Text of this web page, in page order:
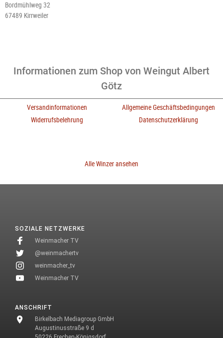
Bordmühlweg 32
67489 Kirrweiler
Informationen zum Shop von Weingut Albert
Götz
Versandinformationen
Allgemeine Geschäftsbedingungen
Widerrufsbelehrung
Datenschutzerklärung
Alle Winzer ansehen
ANSCHRIFT
Birkelbach Mediagroup GmbH
Augustinusstraße 9 d
SOZIALE NETZWERKE
Weinmacher TV
@weinmachertv
weinmacher_tv
Weinmacher TV